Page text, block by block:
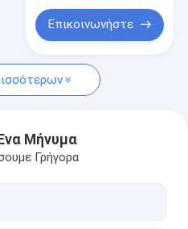
γυαλιού
ταινία μόνωσης
Polyimide
αλουμινίου αργιλίου
Επικοινωνήστε
Μήνυμα
Γρήγορα